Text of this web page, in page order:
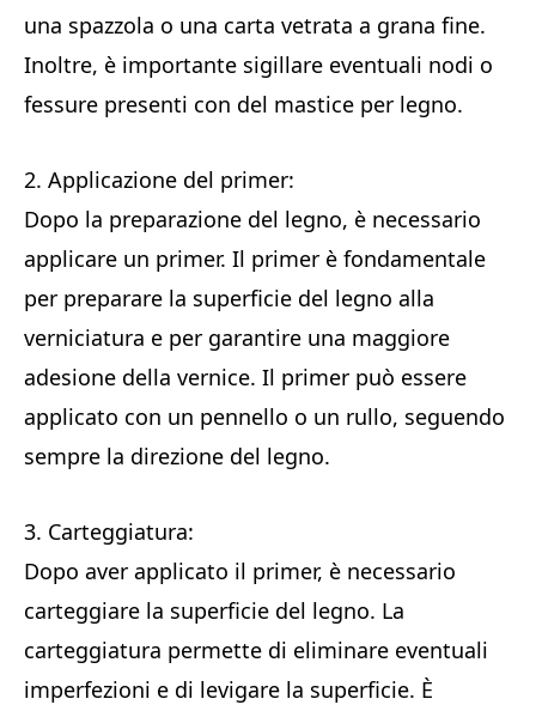
una spazzola o una carta vetrata a grana fine.
Inoltre, è importante sigillare eventuali nodi o
fessure presenti con del mastice per legno.
2. Applicazione del primer:
Dopo la preparazione del legno, è necessario
applicare un primer. Il primer è fondamentale
per preparare la superficie del legno alla
verniciatura e per garantire una maggiore
adesione della vernice. Il primer può essere
applicato con un pennello o un rullo, seguendo
sempre la direzione del legno.
3. Carteggiatura:
Dopo aver applicato il primer, è necessario
carteggiare la superficie del legno. La
carteggiatura permette di eliminare eventuali
imperfezioni e di levigare la superficie. È